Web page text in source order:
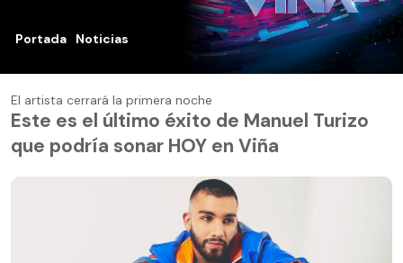
Portada Noticias
El artista cerrará la primera noche
Este es el último éxito de Manuel Turizo
que podría sonar HOY en Viña